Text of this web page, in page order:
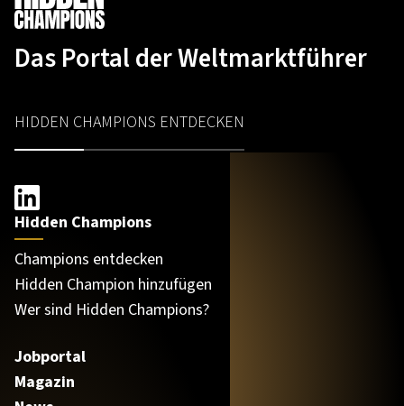
Das Portal der Weltmarktführer
HIDDEN CHAMPIONS ENTDECKEN
Hidden Champions
Champions entdecken
Hidden Champion hinzufügen
Wer sind Hidden Champions?
Jobportal
Magazin